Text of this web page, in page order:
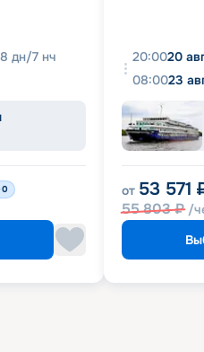
8 дн/7 нч
20:0020
08:0023
от 53 571
55 803₽ /